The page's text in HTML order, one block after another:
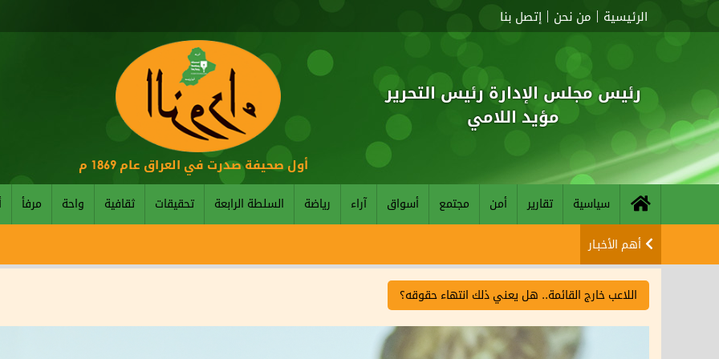
الرئيسية من نحن إتصل بنا
رئيس مجلس الإدارة رئيس التحرير
مؤيد اللامي
أول صحيفة صدرت في العراق عام 1869 م
سياسية تقارير أمن مجتمع أسواق آراء رياضة السلطة الرابعة تحقيقات ثقافية واحة مرفأ
أهم الأخبـار
اللاعب خارج القائمة.. هل يعني ذلك انتهاء حقوقه؟